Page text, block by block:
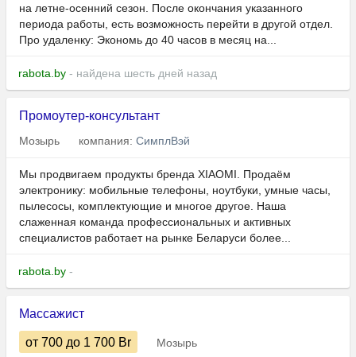
на летне-осенний сезон. После окончания указанного
периода работы, есть возможность перейти в другой отдел.
Про удаленку: Экономь до 40 часов в месяц на...
rabota.by - найдена шесть дней назад
Промоутер-консультант
Мозырь компания: СимплВэй
Мы продвигаем продукты бренда XIAOMI. Продаём
электронику: мобильные телефоны, ноутбуки, умные часы,
пылесосы, комплектующие и многое другое. Наша
слаженная команда профессиональных и активных
специалистов работает на рынке Беларуси более...
rabota.by -
Массажист
от 700 до 1 700 Br
Мозырь